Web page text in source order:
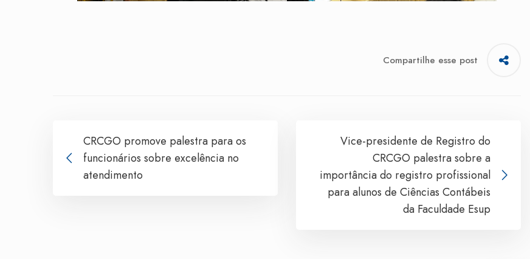
Compartilhe esse post
CRCGO promove palestra para os
funcionários sobre excelência no
atendimento
Vice-presidente de Registro do
CRCGO palestra sobre a
importância do registro profissional
para alunos de Ciências Contábeis
da Faculdade Esup